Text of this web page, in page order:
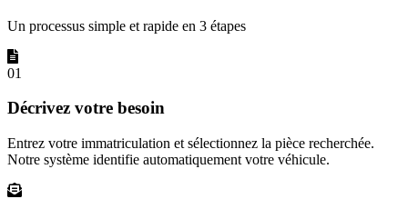
Un processus simple et rapide en 3 étapes
01
Décrivez votre besoin
Entrez votre immatriculation et sélectionnez la pièce recherchée.
Notre système identifie automatiquement votre véhicule.